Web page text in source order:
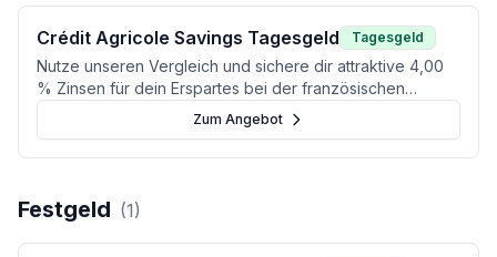
Crédit Agricole Savings Tagesgeld Tagesgeld
Nutze unseren Vergleich und sichere dir attraktive 4,00
% Zinsen für dein Erspartes bei der französischen
Zum Angebot
Festgeld (1)